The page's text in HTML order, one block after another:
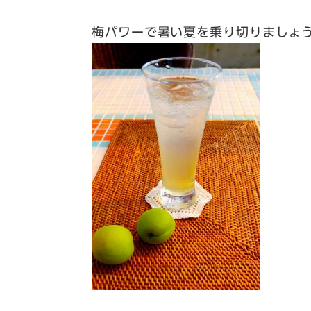
梅パワーで暑い夏を乗り切りましょ